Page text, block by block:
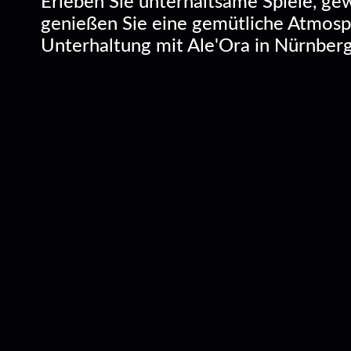
genießen Sie eine gemütliche
Unterhaltung mit Ale'Ora in